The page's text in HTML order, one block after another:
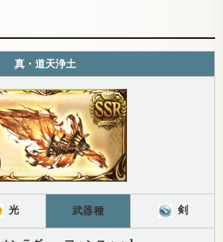
真・道天浄土
光 武器種 剣